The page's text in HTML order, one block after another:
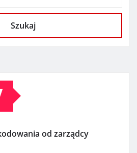
Szukaj
od zarządcy